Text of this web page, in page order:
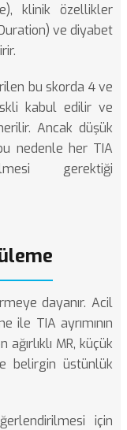
klinik özellikler
ve diyabet
bu skorda 4 ve
kabul edilir ve
Ancak düşük
nedenle her TIA
gerektiği
dayanır. Acil
ile TIA ayrımının
MR, küçük
belirgin üstünlük
için